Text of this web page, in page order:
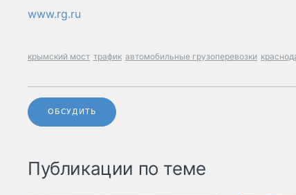
www.rg.ru
крымский мост трафик автомобильные грузоперевозки
ОБСУДИТЬ
Публикации по теме